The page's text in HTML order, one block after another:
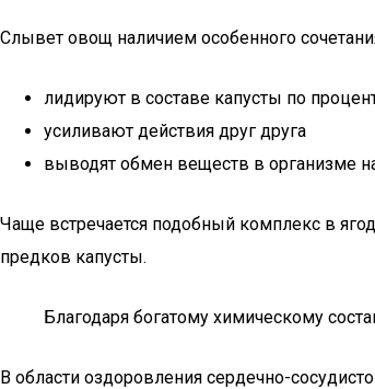
Слывет овощ наличием особенного
лидируют в составе капусты по
усиливают действия друг друга
выводят обмен веществ в организме
Чаще встречается подобный комплекс в
предков капусты.
Благодаря богатому химическому
В области оздоровления сердечно-